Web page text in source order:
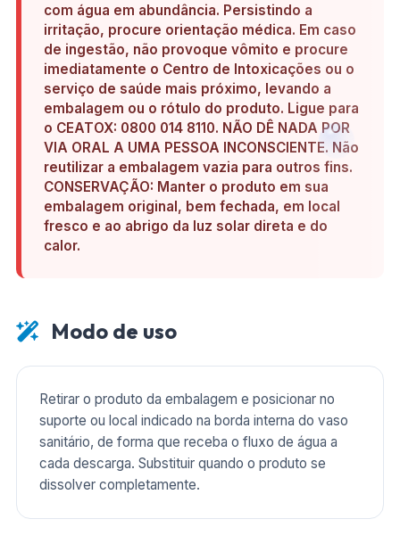
com água em abundância. Persistindo a
irritação, procure orientação médica. Em caso
de ingestão, não provoque vômito e procure
imediatamente o Centro de Intoxicações ou o
serviço de saúde mais próximo, levando a
embalagem ou o rótulo do produto. Ligue para
o CEATOX: 0800 014 8110. NÃO DÊ NADA POR
VIA ORAL A UMA PESSOA INCONSCIENTE. Não
reutilizar a embalagem vazia para outros fins.
CONSERVAÇÃO: Manter o produto em sua
embalagem original, bem fechada, em local
fresco e ao abrigo da luz solar direta e do
calor.
Modo de uso
Retirar o produto da embalagem e posicionar no
suporte ou local indicado na borda interna do vaso
sanitário, de forma que receba o fluxo de água a
cada descarga. Substituir quando o produto se
dissolver completamente.